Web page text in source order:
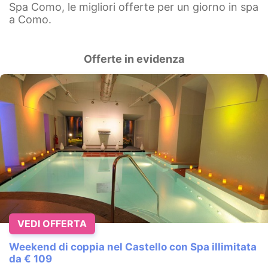
Spa Como, le migliori offerte per un giorno in spa
a Como.
Offerte in evidenza
Weekend di coppia nel Castello con Spa illimitata
da € 109
VEDI OFFERTA